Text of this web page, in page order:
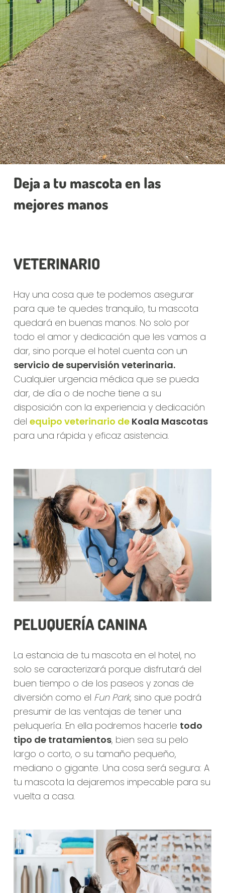
Deja a tu mascota en las
mejores manos
VETERINARIO
Hay una cosa que te podemos asegurar
para que te quedes tranquilo, tu mascota
quedará en buenas manos. No solo por
todo el amor y dedicación que les vamos a
dar, sino porque el hotel cuenta con un
servicio de supervisión veterinaria.
Cualquier urgencia médica que se pueda
dar, de día o de noche tiene a su
disposición con la experiencia y dedicación
del equipo veterinario de Koala Mascotas
para una rápida y eficaz asistencia.
PELUQUERÍA CANINA
La estancia de tu mascota en el hotel, no
solo se caracterizará porque disfrutará del
buen tiempo o de los paseos y zonas de
diversión como el Fun Park, sino que podrá
presumir de las ventajas de tener una
peluquería. En ella podremos hacerle todo
tipo de tratamientos, bien sea su pelo
largo o corto, o su tamaño pequeño,
mediano o gigante. Una cosa será segura: A
tu mascota la dejaremos impecable para su
vuelta a casa.